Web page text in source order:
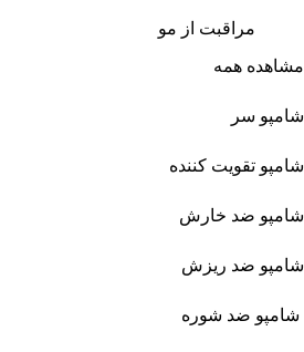
مراقبت از مو
مشاهده همه
شامپو سر
شامپو تقویت کننده
شامپو ضد خارش
شامپو ضد ریزش
شامپو ضد شوره